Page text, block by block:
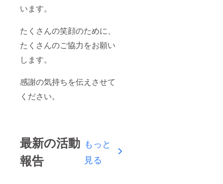
います。
たくさんの笑顔のために、
たくさんのご協力をお願い
します。
感謝の気持ちを伝えさせて
ください。
最新の活動
報告
もっと
見る